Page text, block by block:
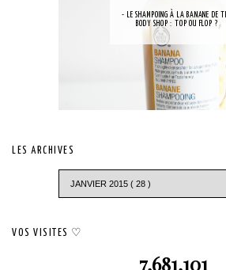
- LE SHAMPOING À LA BANANE DE
BODY SHOP : TOP OU FLOP ?
LES ARCHIVES
VOS VISITES ♡
7,681,101